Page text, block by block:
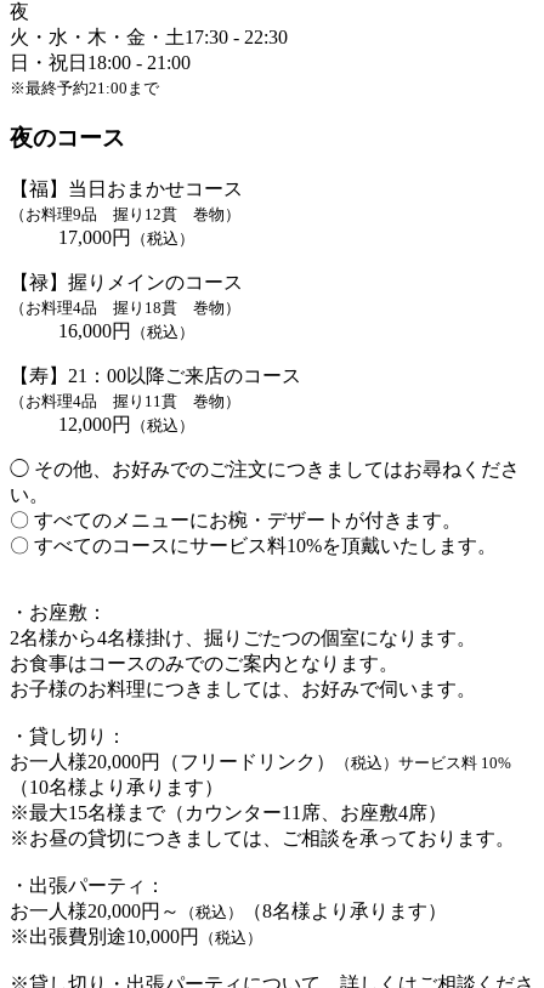
夜
火・水・木・金・土17:30 - 22:30
日・祝日 18:00 - 21:00
※最終予約21:00まで
夜のコース
【福】当日おまかせコース
（お料理9品 握り12貫 巻物）
17,000円 （税込）
【禄】握りメインのコース
（お料理4品 握り18貫 巻物）
16,000円 （税込）
【寿】21：00以降ご来店のコース
（お料理4品 握り11貫 巻物）
12,000円 （税込）
◯ その他、お好みでのご注文につきましてはお尋ねくださ
い。
〇 すべてのメニューにお椀・デザートが付きます。
〇 すべてのコースにサービス料10%を頂戴いたします。
・お座敷：
2名様から4名様掛け、掘りごたつの個室になります。
お食事はコースのみでのご案内となります。
お子様のお料理につきましては、お好みで伺います。
・貸し切り：
お一人様20,000円（フリードリンク）
（税込）サービス料 10%
（10名様より承ります）
※最大15名様まで（カウンター11席、お座敷4席）
※お昼の貸切につきましては、ご相談を承っております。
・出張パーティ：
お一人様20,000円～
（税込）
（8名様より承ります）
※出張費別途10,000円
（税込）
※貸し切り・出張パーティについて、詳しくはご相談くださ